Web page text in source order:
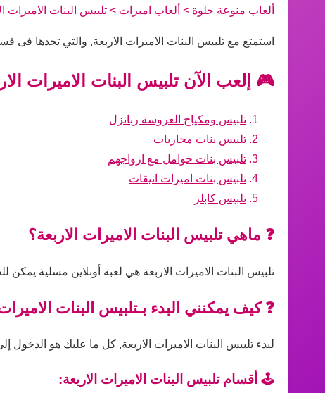
ألعاب منوعة حلوة > ألعاب اميرات > تلبيس البنات الاميرات
استمتع مع تلبيس البنات الاميرات الاربعة, والتي تجدها فى
🎮 إلعب الآن تلبيس البنات الاميرات
تلبيس ومكياج العروسة ربانزل
تلبيس بنات محاربات
تلبيس بنات حوامل مع ازواجهم
تلبيس بنات اميرات انيقات
تلبيس كابلز
❓ ماهي تلبيس البنات الاميرات الاربعة؟
تلبيس البنات الاميرات الاربعة هي لعبة أونلاين مسلية
❓ كيف يمكنني البدء بـتلبيس البنات
لبدء تلبيس البنات الاميرات الاربعة, كل ما عليك هو الدخول
🕹️ أقسام تلبيس البنات الاميرات الاربعة: